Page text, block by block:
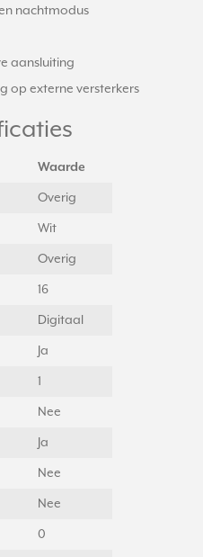
nachtmodus
aansluiting
op externe versterkers
Waarde
Overig
Wit
Overig
16
Digitaal
Ja
1
Nee
Ja
Nee
Nee
0